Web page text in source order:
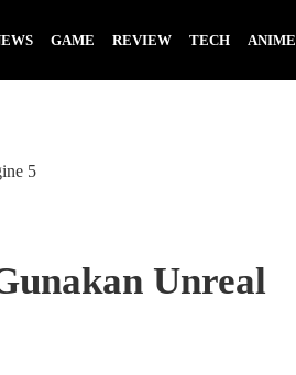
GAME REVIEW TECH ANIME
5
Unreal